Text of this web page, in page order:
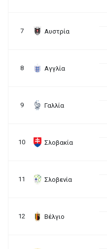
7 Αυστρία
8 Αγγλία
9 Γαλλία
10 Σλοβακία
11 Σλοβενία
12 Βέλγιο